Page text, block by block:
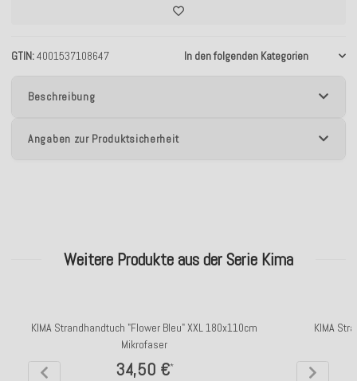
GTIN 4001537108647 In den folgenden Kategorien
Beschreibung
Angaben zur Produktsicherheit
Weitere Produkte aus der Serie Kima
KIMA Strandhandtuch "Flower Bleu" XXL 180x110cm
Mikrofaser
34,50 €*
KIMA